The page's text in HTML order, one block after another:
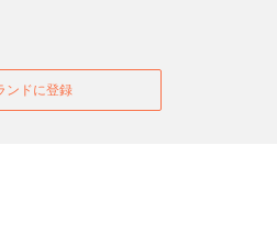
ンドに登録